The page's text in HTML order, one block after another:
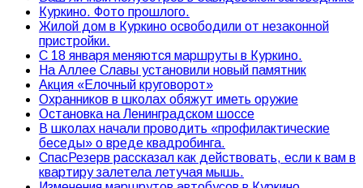
Куркино. Фото прошлого.
Жилой дом в Куркино освободили от незаконной
пристройки.
С 18 января меняются маршруты в Куркино.
На Аллее Славы установили новый памятник
Акция «Елочный круговорот»
Охранников в школах обяжут иметь оружие
Остановка на Ленинградском шоссе
В школах начали проводить «профилактические
беседы» о вреде квадробинга.
СпасРезерв рассказал как действовать, если к вам в
квартиру залетела летучая мышь.